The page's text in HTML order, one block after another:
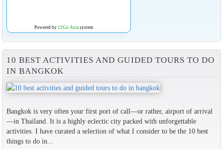
Powered by 12Go Asiasystem
10 BEST ACTIVITIES AND GUIDED TOURS TO DO
IN BANGKOK
Bangkok is very often your first port of call—or rather, airport of arrival
—in Thailand. It is a highly eclectic city packed with unforgettable
activities. I have curated a selection of what I consider to be the 10 best
things to do in...